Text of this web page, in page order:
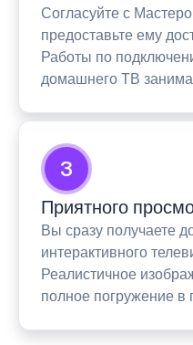
Согласуйте с
предоставьте ему
Работы по
домашнего ТВ
3
Приятного
Вы сразу получаете
интерактивного
Реалистичное
полное погружение в